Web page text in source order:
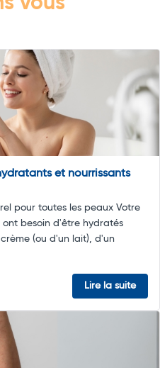
et nourrissants
pour toutes les peaux Votre
besoin d'être hydratés
(ou d'un lait), d'un
Lire la suite